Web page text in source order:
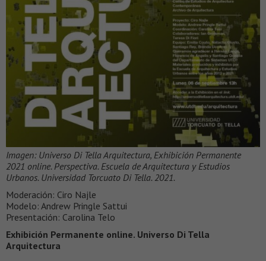
Imagen: Universo Di Tella Arquitectura, Exhibición Permanente
2021 online. Perspectiva. Escuela de Arquitectura y Estudios
Urbanos. Universidad Torcuato Di Tella. 2021.
Moderación: Ciro Najle
Modelo: Andrew Pringle Sattui
Presentación: Carolina Telo
Exhibición Permanente online. Universo Di Tella
Arquitectura